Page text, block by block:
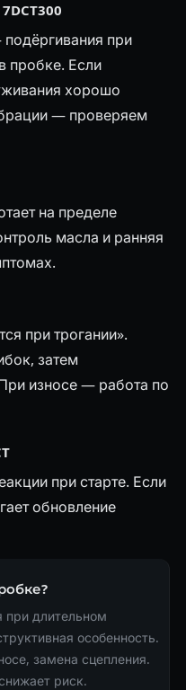
при
пробке. Если
хорошо
— проверяем
на пределе
масла и ранняя
при трогании».
затем
износе — работа по
при старте. Если
обновление
при длительном
особенность.
замена сцепления.
риск.